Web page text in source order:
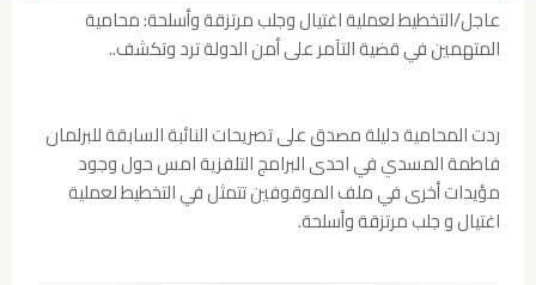
عاجل/التخطيط لعملية اغتيال وجلب مرتزقة وأسلحة: محامية
المتهمين في قضية التآمر على أمن الدولة ترد وتكشف..
ردت المحامية دليلة مصدق على تصريحات النائبة السابقة للبرلمان
فاطمة المسدي في احدى البرامج التلفزية امس حول وجود
مؤيدات أخرى في ملف الموقوفين تتمثل في التخطيط لعملية
اغتيال و جلب مرتزقة وأسلحة.